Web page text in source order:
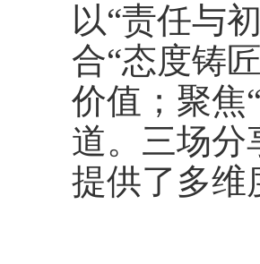
以“责任与
合“态度铸
价值；聚焦
道。三场分
提供了多维